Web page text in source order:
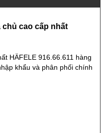
chủ cao cấp nhất
HÄFELE 916.66.611 hàng
khẩu và phân phối chính